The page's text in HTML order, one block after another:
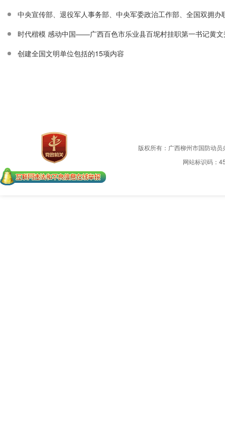
中央宣传部、退役军人事务部、中央军委政治工作部、全国双拥办
时代楷模 感动中国——广西百色市乐业县百坭村挂职第一书记黄
创建全国文明单位包括的15项内容
版权所有：广西柳州市国防动
网站标识码：